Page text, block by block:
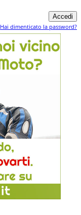
Hai dimenticato la password?